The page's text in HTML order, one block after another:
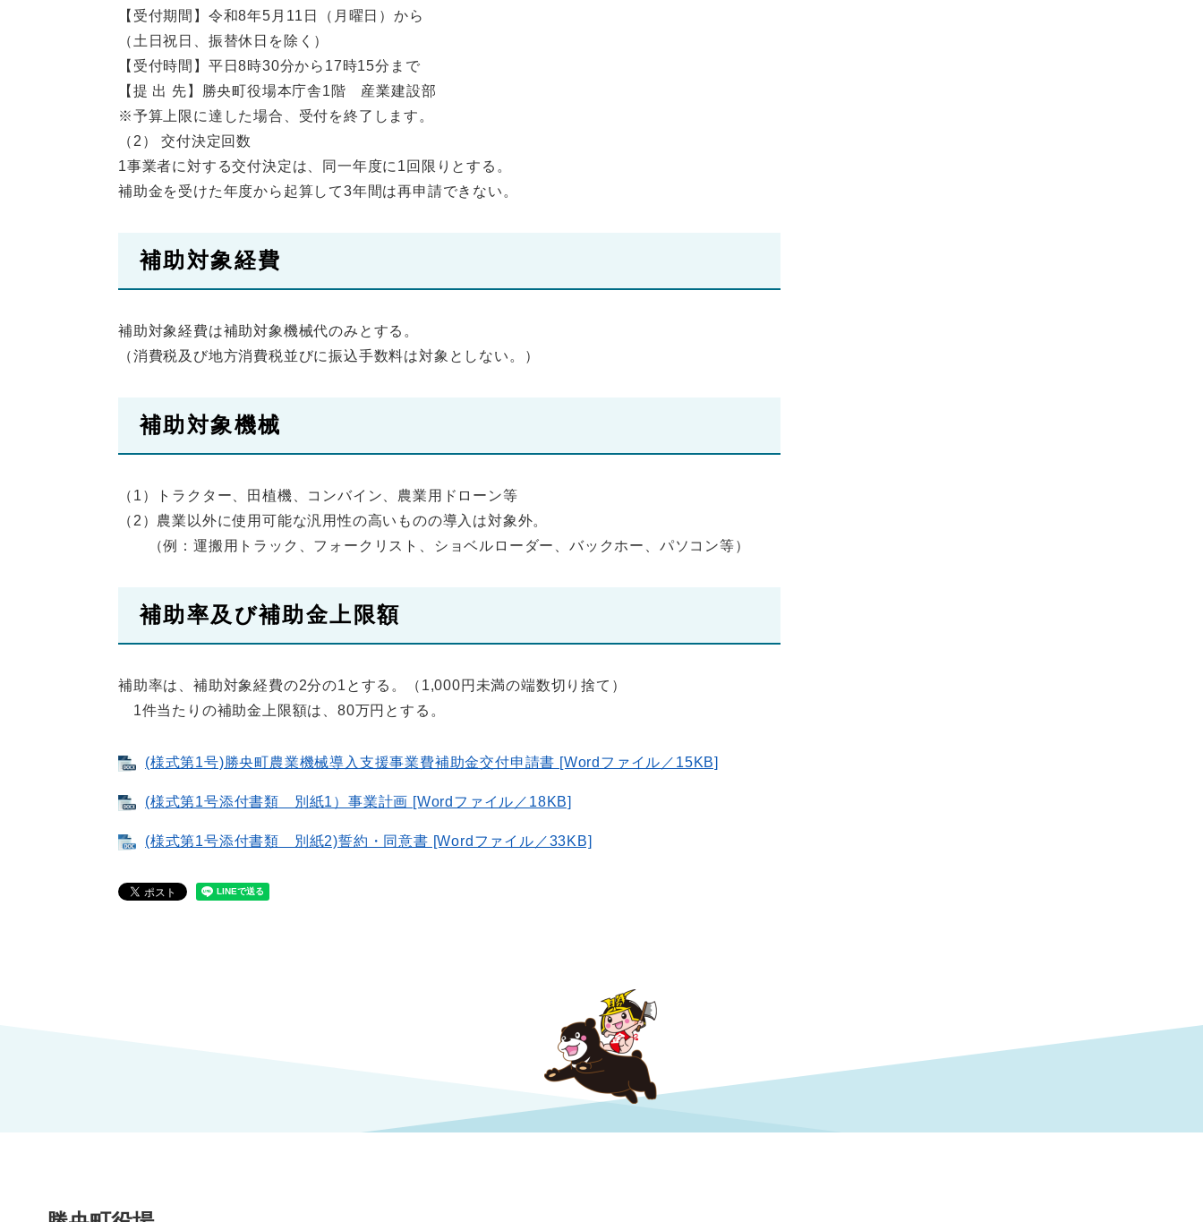
【受付期間】令和8年5月11日（月曜日）から
（土日祝日、振替休日を除く）
【受付時間】平日8時30分から17時15分まで
【提 出 先】勝央町役場本庁舎1階 産業建設部
※予算上限に達した場合、受付を終了します。
（2） 交付決定回数
1事業者に対する交付決定は、同一年度に1回限りとする。
補助金を受けた年度から起算して3年間は再申請できない。
補助対象経費
補助対象経費は補助対象機械代のみとする。
（消費税及び地方消費税並びに振込手数料は対象としない。）
補助対象機械
（1）トラクター、田植機、コンバイン、農業用ドローン等
（2）農業以外に使用可能な汎用性の高いものの導入は対象外。
（例：運搬用トラック、フォークリスト、ショベルローダー、バックホー、パソコン等）
補助率及び補助金上限額
補助率は、補助対象経費の2分の1とする。（1,000円未満の端数切り捨て）
1件当たりの補助金上限額は、80万円とする。
(様式第1号)勝央町農業機械導入支援事業費補助金交付申請書 [Wordファイル／15KB]
(様式第1号添付書類 別紙1）事業計画 [Wordファイル／18KB]
(様式第1号添付書類 別紙2)誓約・同意書 [Wordファイル／33KB]